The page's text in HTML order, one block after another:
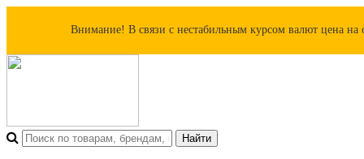
Внимание! В связи с нестабильным курсом валют цена на